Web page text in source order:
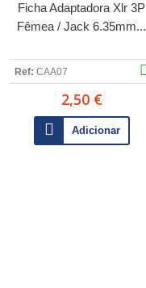
Ficha Adaptadora Xlr 3P
Fêmea / Jack 6.35mm...
Ref: CAA07
2,50 €
Adicionar